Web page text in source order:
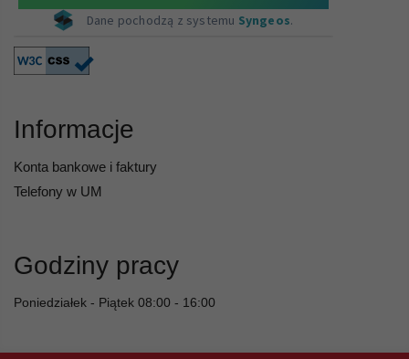
Informacje
Konta bankowe i faktury
Telefony w UM
Godziny pracy
Poniedziałek - Piątek 08:00 - 16:00